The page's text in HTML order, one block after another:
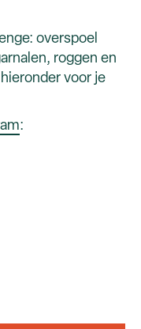
overspoel
roggen en
voor je
: